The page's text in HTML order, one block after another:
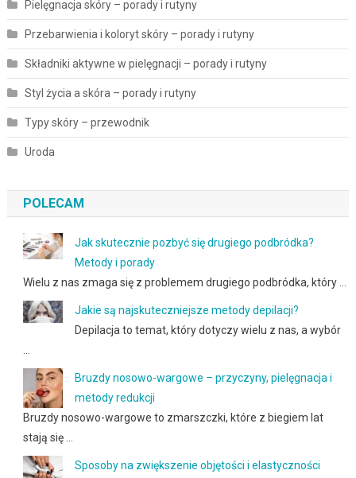
Pielęgnacja skóry – porady i rutyny
Przebarwienia i koloryt skóry – porady i rutyny
Składniki aktywne w pielęgnacji – porady i rutyny
Styl życia a skóra – porady i rutyny
Typy skóry – przewodnik
Uroda
POLECAM
Jak skutecznie pozbyć się drugiego podbródka?
Metody i porady
Wielu z nas zmaga się z problemem drugiego podbródka, który …
Jakie są najskuteczniejsze metody depilacji?
Depilacja to temat, który dotyczy wielu z nas, a wybór
Bruzdy nosowo-wargowe – przyczyny, pielęgnacja i
metody redukcji
Bruzdy nosowo-wargowe to zmarszczki, które z biegiem lat
stają się …
Sposoby na zwiększenie objętości i elastyczności